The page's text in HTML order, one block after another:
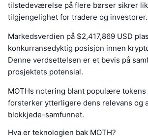
tilstedeværelse på flere børser sikrer
tilgjengelighet for tradere og investorer.
Markedsverdien på $2,417,869 USD
konkurransedyktig posisjon innen
Denne verdsettelsen er et bevis på
prosjektets potensial.
MOTHs notering blant populære tokens
forsterker ytterligere dens relevans og
blokkjede-samfunnet.
Hva er teknologien bak MOTH?